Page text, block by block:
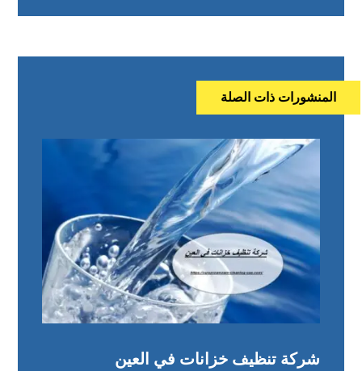
المنشورات ذات الصلة
شركة تنظيف خزانات في العين